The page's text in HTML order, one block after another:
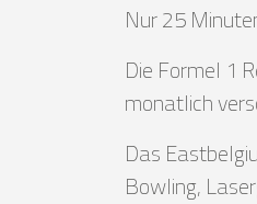
Nur 25
Die Formel 1
monatlich
Das
Bowling,